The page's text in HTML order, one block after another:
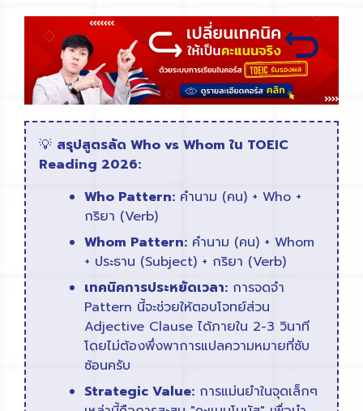
💡 สรุปสูตรลัด Who vs Whom ใน TOEIC
Reading 2026:
Who Pattern: คำนาม (คน) + Who +
กริยา (Verb)
Whom Pattern: คำนาม (คน) + Whom
+ ประธาน (Subject) + กริยา (Verb)
เทคนิคการประหยัดเวลา: การจดจำ
Pattern นี้จะช่วยให้ตอบโจทย์ส่วน
Adjective Clause ได้ภายใน 2-3 วินาที
โดยไม่ต้องพึ่งพาการแปลความหมายที่ซับ
ซ้อนครับ
Strategic Value: การแม่นยำในจุดเล็กๆ